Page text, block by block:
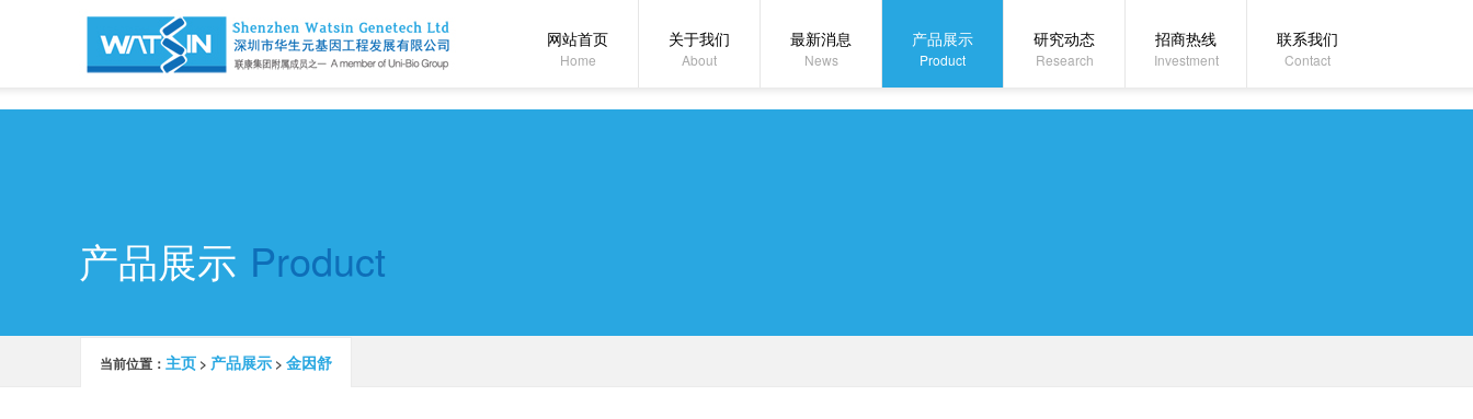
深圳市华生元基因工程发展有限公司欢迎您 网站首页
Home
关于我们
About
最新消息
News
产品展示
Product
研究动态
Research
招商热线
Investment
联系我们
Contact
产品展示 Product
当前位置： 主页 > 产品展示 > 金因舒